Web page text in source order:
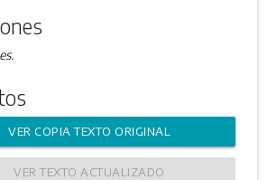
VER COPIA TEXTO ORIGINAL
VER TEXTO ACTUALIZADO